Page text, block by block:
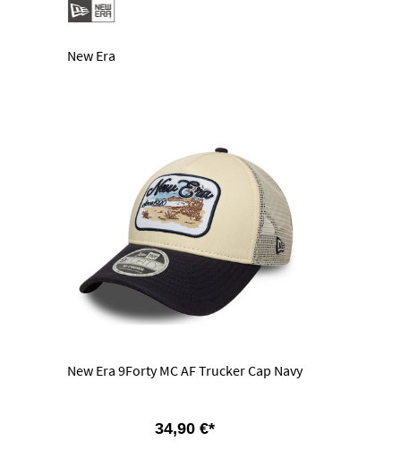
New Era
New Era 9Forty MC AF Trucker Cap Navy
34,90 €*